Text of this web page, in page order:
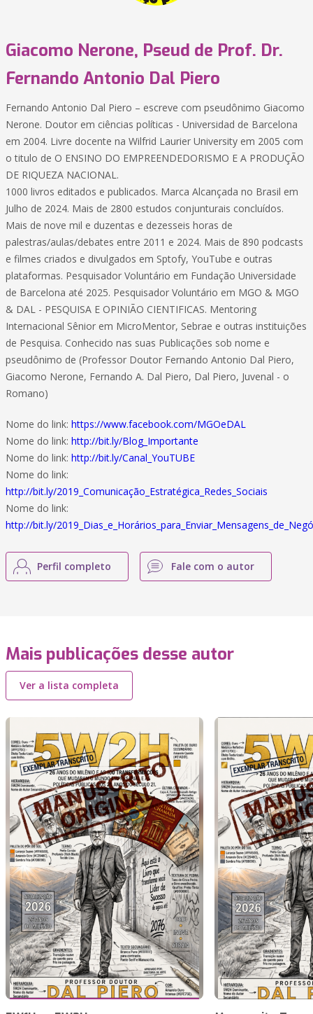
Giacomo Nerone, Pseud de Prof. Dr.
Fernando Antonio Dal Piero
Fernando Antonio Dal Piero – escreve com pseudônimo Giacomo
Nerone. Doutor em ciências políticas - Universidad de Barcelona
em 2004. Livre docente na Wilfrid Laurier University em 2005 com
o titulo de O ENSINO DO EMPREENDEDORISMO E A PRODUÇÃO
DE RIQUEZA NACIONAL.
1000 livros editados e publicados. Marca Alcançada no Brasil em
Julho de 2024. Mais de 2800 estudos conjunturais concluídos.
Mais de nove mil e duzentas e dezesseis horas de
palestras/aulas/debates entre 2011 e 2024. Mais de 890 podcasts
e filmes criados e divulgados em Sptofy, YouTube e outras
plataformas. Pesquisador Voluntário em Fundação Universidade
de Barcelona até 2025. Pesquisador Voluntário em MGO & MGO
& DAL - PESQUISA E OPINIÃO CIENTIFICAS. Mentoring
Internacional Sênior em MicroMentor, Sebrae e outras instituições
de Pesquisa. Conhecido nas suas Publicações sob nome e
pseudônimo de (Professor Doutor Fernando Antonio Dal Piero,
Giacomo Nerone, Fernando A. Dal Piero, Dal Piero, Juvenal - o
Romano)
Nome do link: https://www.facebook.com/MGOeDAL
Nome do link: http://bit.ly/Blog_Importante
Nome do link: http://bit.ly/Canal_YouTUBE
Nome do link:
http://bit.ly/2019_Comunicação_Estratégica_Redes_Sociais
Nome do link:
http://bit.ly/
Perfil completo Fale com o autor
Mais publicações desse autor
Ver a lista completa